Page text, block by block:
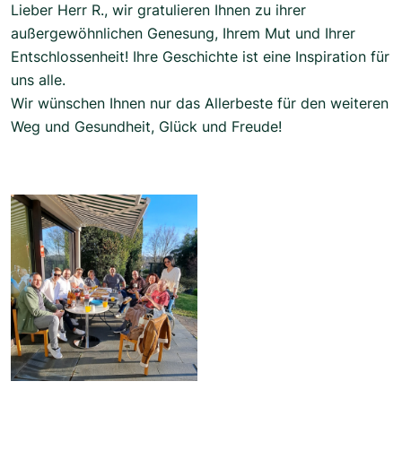
Lieber Herr R., wir gratulieren Ihnen zu ihrer
außergewöhnlichen Genesung, Ihrem Mut und Ihrer
Entschlossenheit! Ihre Geschichte ist eine Inspiration für
uns alle.
Wir wünschen Ihnen nur das Allerbeste für den weiteren
Weg und Gesundheit, Glück und Freude!